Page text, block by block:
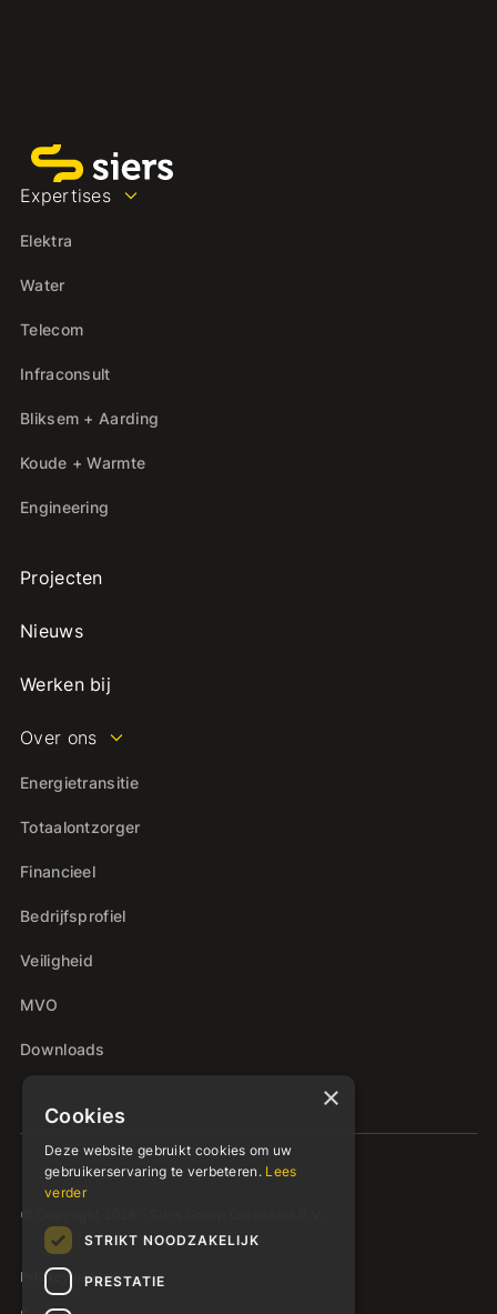
Expertises
Elektra
Water
Telecom
Infraconsult
Bliksem + Aarding
Koude + Warmte
Engineering
Projecten
Nieuws
Werken bij
Over ons
Energietransitie
Totaalontzorger
Financieel
Bedrijfsprofiel
Veiligheid
MVO
Downloads
© Copyright 2026 - Siers Groep Oldenzaal B.V.
Privacyverklaring
×
Cookies
Deze website gebruikt cookies om uw
gebruikerservaring te verbeteren. Lees
verder
STRIKT NOODZAKELIJK
PRESTATIE